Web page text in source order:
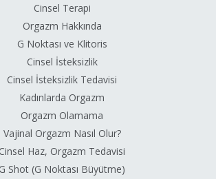
Cinsel Terapi
Orgazm Hakkında
G Noktası ve Klitoris
Cinsel İsteksizlik
Cinsel İsteksizlik Tedavisi
Kadınlarda Orgazm
Orgazm Olamama
Vajinal Orgazm Nasıl Olur?
Cinsel Haz, Orgazm Tedavisi
G Shot (G Noktası Büyütme)